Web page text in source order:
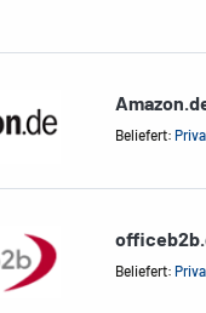
Beliefert:
Beliefert: